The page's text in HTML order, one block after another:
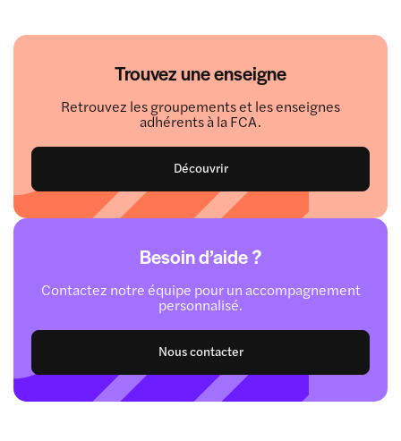
Trouvez une enseigne
Retrouvez les groupements et les enseignes
adhérents à la FCA.
Découvrir
Besoin d’aide ?
Contactez notre équipe pour un accompagnement
personnalisé.
Nous contacter